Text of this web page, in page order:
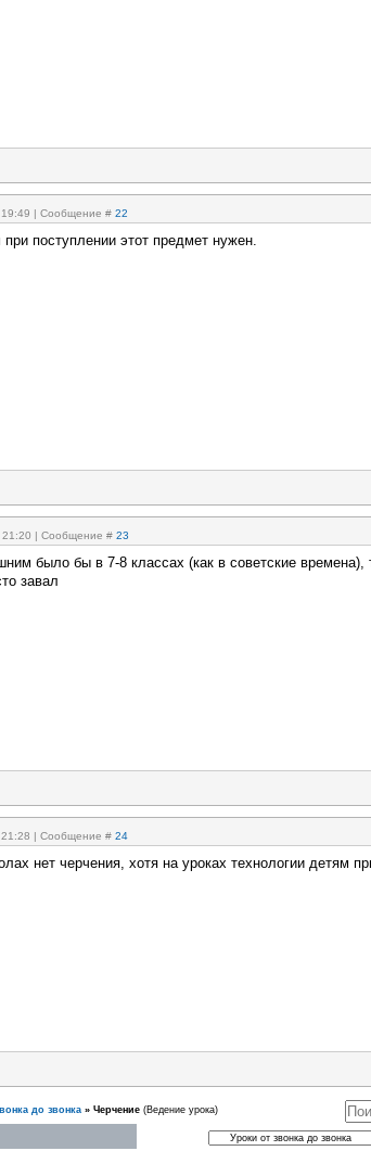
| Сообщение # 22
поступлении этот предмет нужен.
| Сообщение # 23
было бы в 7-8 классах (как в советские времена),
завал
| Сообщение # 24
нет черчения, хотя на уроках технологии детям
до звонка » Черчение (Ведение урока)